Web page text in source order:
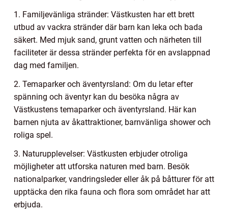
1. Familjevänliga stränder: Västkusten har ett brett
utbud av vackra stränder där barn kan leka och bada
säkert. Med mjuk sand, grunt vatten och närheten till
faciliteter är dessa stränder perfekta för en avslappnad
dag med familjen.
2. Temaparker och äventyrsland: Om du letar efter
spänning och äventyr kan du besöka några av
Västkustens temaparker och äventyrsland. Här kan
barnen njuta av åkattraktioner, barnvänliga shower och
roliga spel.
3. Naturupplevelser: Västkusten erbjuder otroliga
möjligheter att utforska naturen med barn. Besök
nationalparker, vandringsleder eller åk på båtturer för att
upptäcka den rika fauna och flora som området har att
erbjuda.